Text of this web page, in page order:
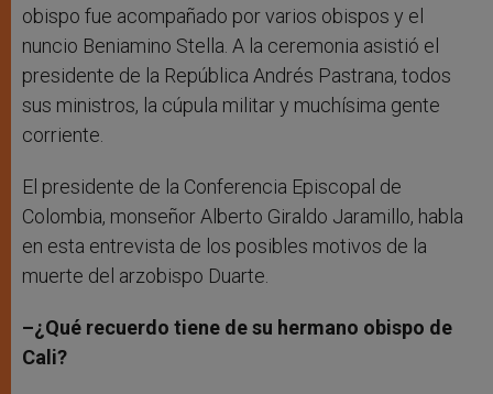
obispo fue acompañado por varios obispos y el
nuncio Beniamino Stella. A la ceremonia asistió el
presidente de la República Andrés Pastrana, todos
sus ministros, la cúpula militar y muchísima gente
corriente.
El presidente de la Conferencia Episcopal de
Colombia, monseñor Alberto Giraldo Jaramillo, habla
en esta entrevista de los posibles motivos de la
muerte del arzobispo Duarte.
–¿Qué recuerdo tiene de su hermano obispo de
Cali?